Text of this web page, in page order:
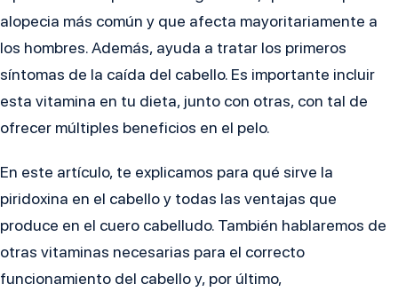
alopecia más común y que afecta mayoritariamente a
los hombres. Además, ayuda a tratar los primeros
síntomas de la caída del cabello. Es importante incluir
esta vitamina en tu dieta, junto con otras, con tal de
ofrecer múltiples beneficios en el pelo.
En este artículo, te explicamos para qué sirve la
piridoxina en el cabello y todas las ventajas que
produce en el cuero cabelludo. También hablaremos de
otras vitaminas necesarias para el correcto
funcionamiento del cabello y, por último,